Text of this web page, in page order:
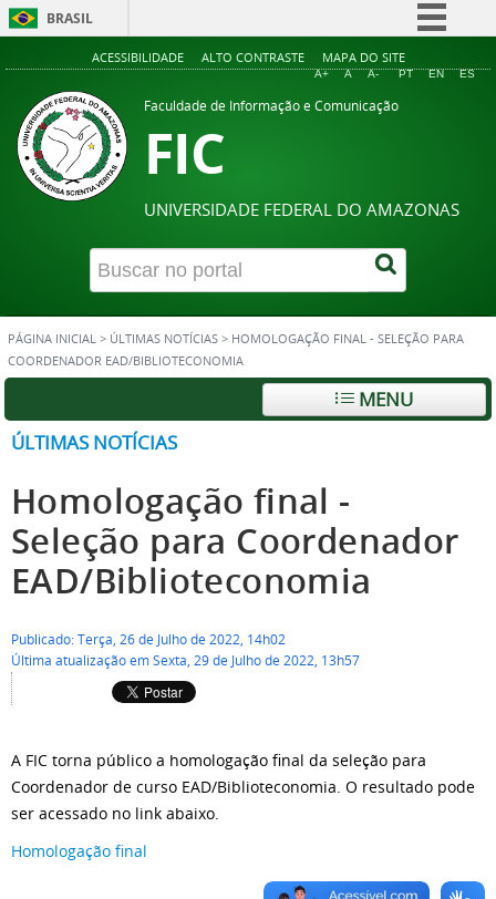
BRASIL
Simplifique!
ACESSIBILIDADE ALTO CONTRASTE MAPA DO SITE
A+ A A- PT EN ES
Faculdade de Informação e Comunicação
FIC
UNIVERSIDADE FEDERAL DO AMAZONAS
PÁGINA INICIAL > ÚLTIMAS NOTÍCIAS > HOMOLOGAÇÃO FINAL - SELEÇÃO PARA
COORDENADOR EAD/BIBLIOTECONOMIA
MENU
ÚLTIMAS NOTÍCIAS
Homologação final -
Seleção para Coordenador
EAD/Biblioteconomia
Publicado: Terça, 26 de Julho de 2022, 14h02
Última atualização em Sexta, 29 de Julho de 2022, 13h57
A FIC torna público a homologação final da seleção para
Coordenador de curso EAD/Biblioteconomia. O resultado pode
ser acessado no link abaixo.
Homologação final